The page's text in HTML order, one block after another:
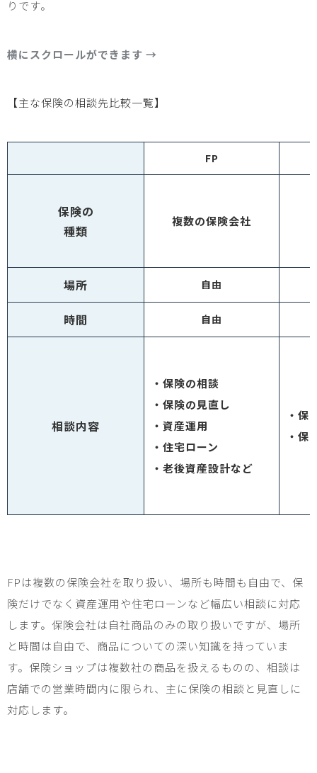
りです。
【主な保険の相談先比較一覧】
FP
保険の
種類
複数の保険会社
場所 自由
時間 自由
相談内容
・保険の相談
・保険の見直し
・資産運用
・住宅ローン
・老後資産設計など
・保
・保
FPは複数の保険会社を取り扱い、場所も時間も自由で、保
険だけでなく資産運用や住宅ローンなど幅広い相談に対応
します。保険会社は自社商品のみの取り扱いですが、場所
と時間は自由で、商品についての深い知識を持っていま
す。保険ショップは複数社の商品を扱えるものの、相談は
店舗での営業時間内に限られ、主に保険の相談と見直しに
対応します。